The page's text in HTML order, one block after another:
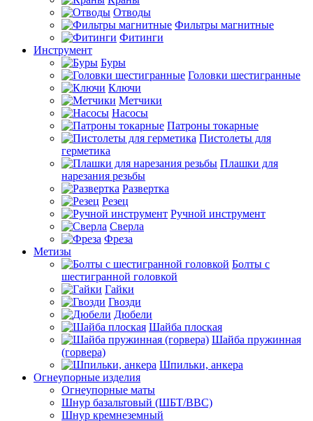
Отводы
Фильтры магнитные
Фитинги
Инструмент
Буры
Головки шестигранные
Ключи
Метчики
Насосы
Патроны токарные
Пистолеты для
герметика
Плашки для
нарезания резьбы
Развертка
Резец
Ручной инструмент
Сверла
Фреза
Метизы
Болты с
шестигранной головкой
Гайки
Гвозди
Дюбели
Шайба плоская
Шайба пружинная
(горвера)
Шпильки, анкера
Огнеупорные изделия
Огнеупорные маты
Шнур базальтовый (ШБТ/ВВС)
Шнур кремнеземный